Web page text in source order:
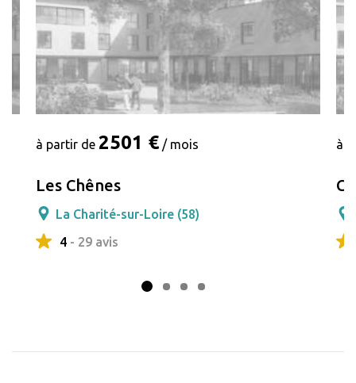
à partir de 2501 € / mois
Les Chênes
La Charité-sur-Loire (58)
4 - 29 avis
à